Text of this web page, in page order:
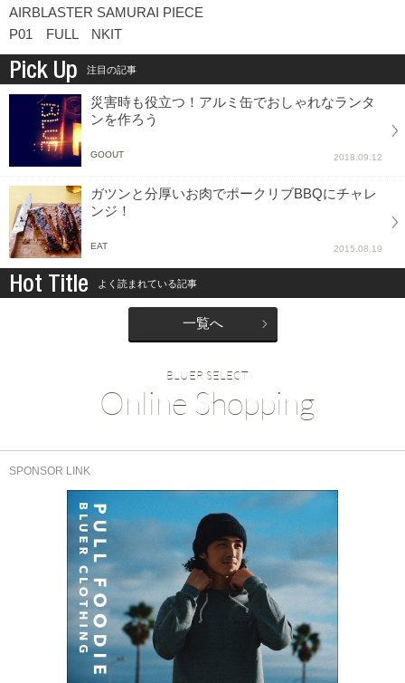
AIRBLASTER SAMURAI PIECE
P01 FULL NKIT
Pick Up 注目の記事
災害時も役立つ！アルミ缶でおしゃれなランタ
ンを作ろう
GOOUT 2018.09.12
ガツンと分厚いお肉でポークリブBBQにチャレ
ンジ！
EAT 2015.08.19
Hot Title よく読まれている記事
一覧へ
BLUER SELECT
Online Shopping
SPONSOR LINK